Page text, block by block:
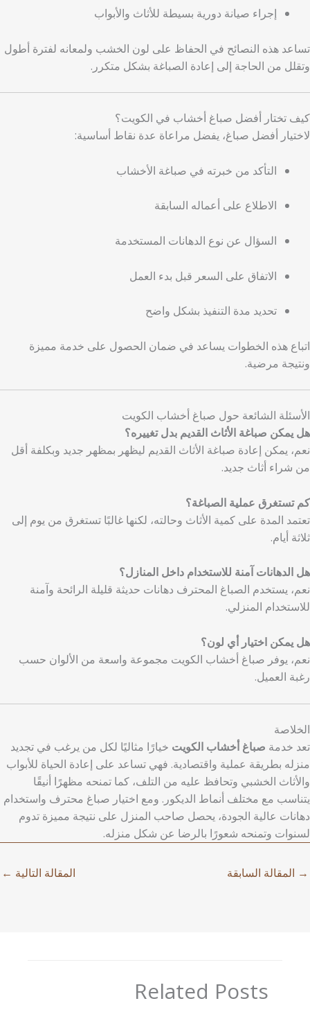
إجراء صيانة دورية بسيطة للأثاث والأبواب
تساعد هذه النصائح في الحفاظ على لون الخشب ولمعانه لفترة أطول
وتقلل من الحاجة إلى إعادة الصباغة بشكل متكرر.
كيف تختار أفضل صباغ أخشاب في الكويت؟
لاختيار أفضل صباغ، يفضل مراعاة عدة نقاط أساسية:
التأكد من خبرته في صباغة الأخشاب
الاطلاع على أعماله السابقة
السؤال عن نوع الدهانات المستخدمة
الاتفاق على السعر قبل بدء العمل
تحديد مدة التنفيذ بشكل واضح
اتباع هذه الخطوات يساعد في ضمان الحصول على خدمة مميزة
ونتيجة مرضية.
الأسئلة الشائعة حول صباغ أخشاب الكويت
هل يمكن صباغة الأثاث القديم بدل تغييره؟
نعم، يمكن إعادة صباغة الأثاث القديم ليظهر بمظهر جديد وبكلفة أقل
من شراء أثاث جديد.
كم تستغرق عملية الصباغة؟
تعتمد المدة على كمية الأثاث وحالته، لكنها غالبًا تستغرق من يوم إلى
ثلاثة أيام.
هل الدهانات آمنة للاستخدام داخل المنازل؟
نعم، يستخدم الصباغ المحترف دهانات حديثة قليلة الرائحة وآمنة
للاستخدام المنزلي.
هل يمكن اختيار أي لون؟
نعم، يوفر صباغ أخشاب الكويت مجموعة واسعة من الألوان حسب
رغبة العميل.
الخلاصة
تعد خدمة صباغ أخشاب الكويت خيارًا مثاليًا لكل من يرغب في تجديد
منزله بطريقة عملية واقتصادية. فهي تساعد على إعادة الحياة للأبواب
والأثاث الخشبي وتحافظ عليه من التلف، كما تمنحه مظهرًا أنيقًا
يتناسب مع مختلف أنماط الديكور. ومع اختيار صباغ محترف واستخدام
دهانات عالية الجودة، يحصل صاحب المنزل على نتيجة مميزة تدوم
لسنوات وتمنحه شعورًا بالرضا عن شكل منزله.
→ المقالة السابقة المقالة التالية ←
Related Posts